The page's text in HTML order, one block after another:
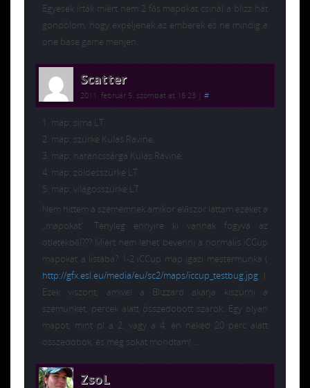
Egyesek írták miért nem 2 fős mapokat csinál a blizz hát
gondolom, hogy expeljenek az emberek és ne mindig a
one base game menjen.
Scatter
2011. február 5. szombat at 16:23 #
1. map: sima LT.
2. map: szürke Kulas Ravine.
3. map: narancssárga Kulas Ravine.
4. map: zöldesszürke LT.
5. map: világosszürke LT.
Nem hittem a szememnek amikor először láttam ezeket a
„mapokat”. Tényleg ennyire ki vannak fogyva az
ötletekből??? Miért nem lehet bevenni a normális iCCup
mapokat a listába? 1-2 iCCup map igazi mestermunka (
http://gfx.esl.eu/media/eu/sc2/maps/iccup_testbug.jpg ).
Ezek viszont, amivel a Blizzard akarja kiszúrni a
szemünket, percek alatt összedobott szarok. Egy olyan
mapot, mint pl a 2. vagy a 4. én neked 20 perc alatt
összedobok, és még sokat mondtam! …
ZsoL